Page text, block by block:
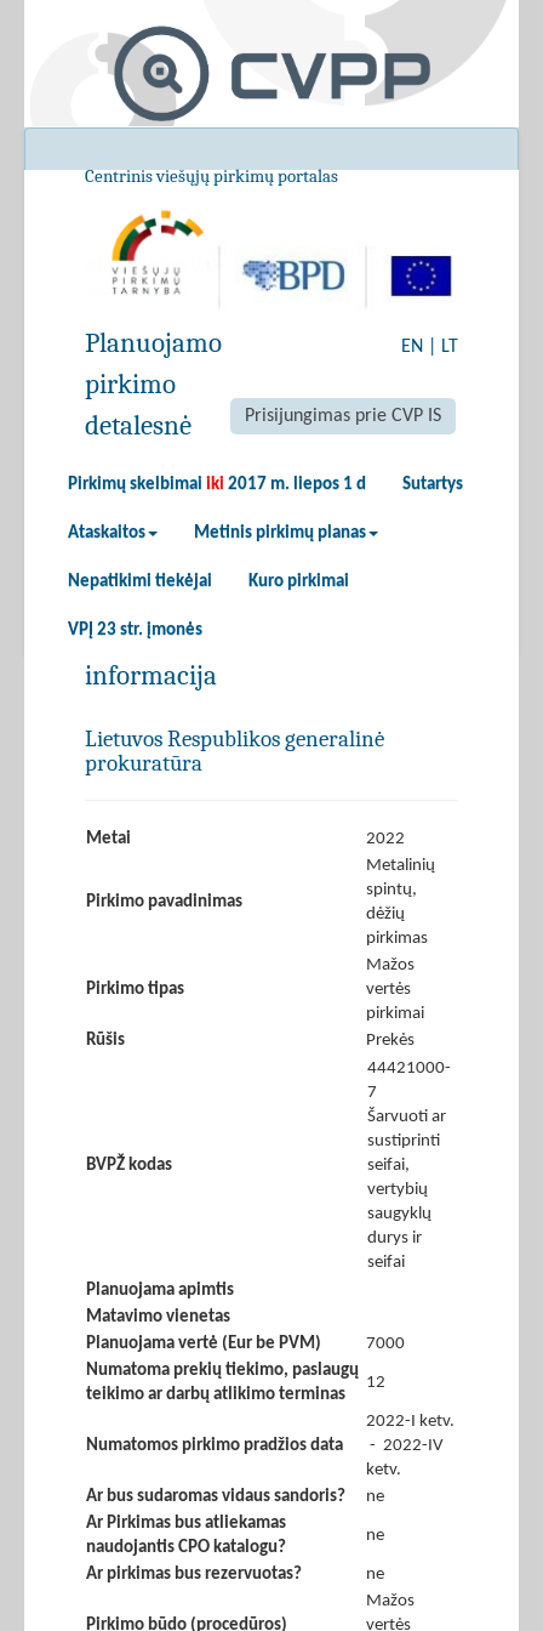
Centrinis viešųjų pirkimų portalas
EN LT
Prisijungimas prie CVP IS
Pirkimų skelbimai iki 2017 m. liepos 1 d Sutartys
Ataskaitos Metinis pirkimų planas
Nepatikimi tiekėjai Kuro pirkimai
VPĮ 23 str. įmonės
Planuojamo
pirkimo
detalesnė
informacija
Lietuvos Respublikos generalinė
prokuratūra
Metai 2022
Pirkimo pavadinimas
Metalinių
spintų,
dėžių
pirkimas
Pirkimo tipas
Mažos
vertės
pirkimai
Rūšis
Prekės
BVPŽ kodas
44421000-
7
Šarvuoti ar
sustiprinti
seifai,
vertybių
saugyklų
durys ir
seifai
Planuojama apimtis
Matavimo vienetas
Planuojama vertė (Eur be PVM)
7000
Numatoma prekių tiekimo, paslaugų
teikimo ar darbų atlikimo terminas
12
Numatomos pirkimo pradžios data
2022-I ketv.
- 2022-IV
ketv.
Ar bus sudaromas vidaus sandoris?
ne
Ar Pirkimas bus atliekamas
naudojantis CPO katalogu?
ne
Ar pirkimas bus rezervuotas? ne
Pirkimo būdo (procedūros)
Mažos
vertės